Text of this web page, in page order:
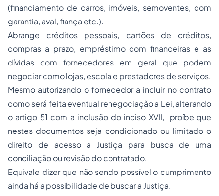
(financiamento de carros, imóveis, semoventes, com
garantia, aval, fiança etc.).
Abrange créditos pessoais, cartões de créditos,
compras a prazo, empréstimo com financeiras e as
dívidas com fornecedores em geral que podem
negociar como lojas, escola e prestadores de serviços.
Mesmo autorizando o fornecedor a incluir no contrato
como será feita eventual renegociação a Lei, alterando
o artigo 51 com a inclusão do inciso XVII, proíbe que
nestes documentos seja condicionado ou limitado o
direito de acesso a Justiça para busca de uma
conciliação ou revisão do contratado.
Equivale dizer que não sendo possível o cumprimento
ainda há a possibilidade de buscar a Justiça.